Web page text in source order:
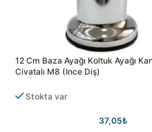
12 Cm Baza Ayağı Koltuk Ayağı
Civatalı M8 (ince Diş)
Stokta var
37,05₺